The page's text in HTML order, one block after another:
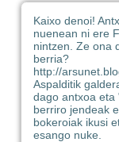
Kaixo denoi!
nuenean ni ere
nintzen. Ze ona
berria?
http://
Aspalditik
dago antxoa eta
berriro jendeak
bokeroiak ikusi
esango nuke.